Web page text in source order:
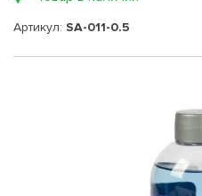
Артикул: SA-011-0.5